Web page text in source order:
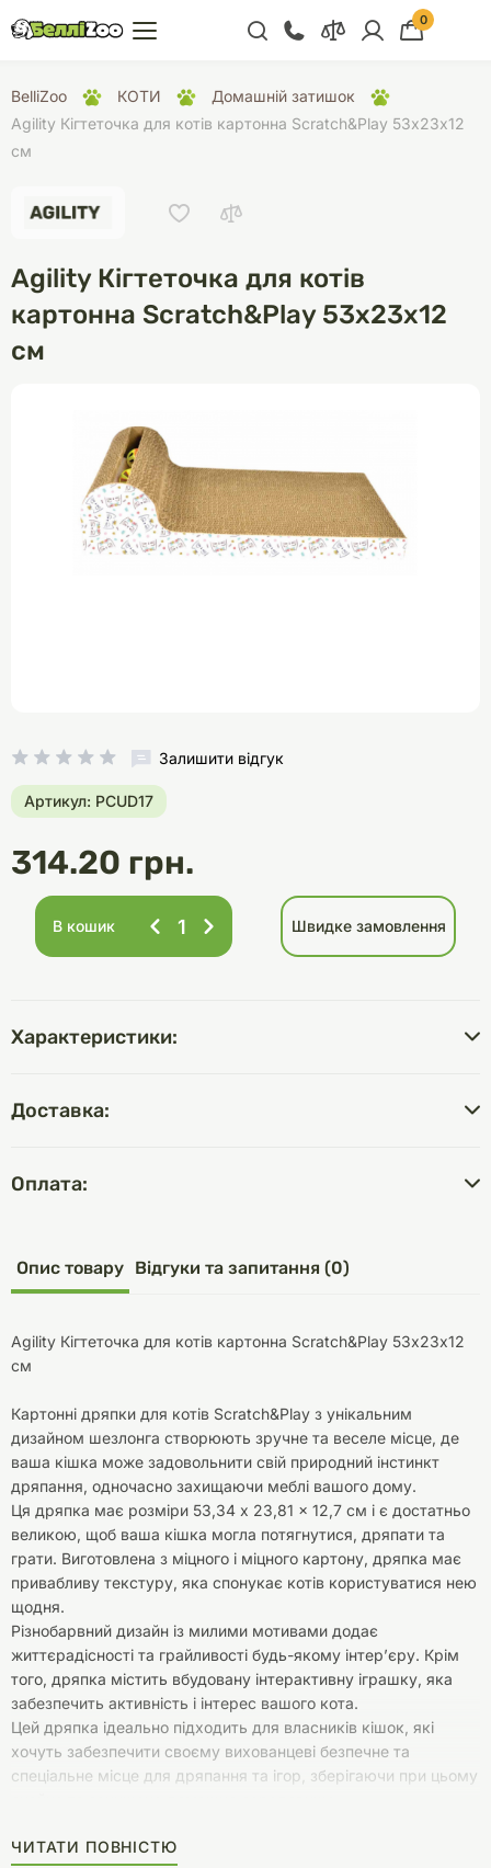
+38 (068) 300 91 91
Відділ продажу
+38 (068) 479 28
76
0
BelliZoo КОТИ
Домашній затишок
Agility Кігтеточка для котів картонна Scratch&Play 53х23х12
см
Agility Кігтеточка для котів
картонна Scratch&Play 53х23х12
см
Залишити відгук
Артикул: PCUD17
314.20 грн.
В кошик Швидке замовлення
Характеристики:
Доставка:
Оплата:
Опис товару Відгуки та запитання (0)
Agility Кігтеточка для котів картонна Scratch&Play 53х23х12
см
Картонні дряпки для котів Scratch&Play з унікальним
дизайном шезлонга створюють зручне та веселе місце, де
ваша кішка може задовольнити свій природний інстинкт
дряпання, одночасно захищаючи меблі вашого дому.
Ця дряпка має розміри 53,34 x 23,81 x 12,7 см і є достатньо
великою, щоб ваша кішка могла потягнутися, дряпати та
грати. Виготовлена з міцного і міцного картону, дряпка має
привабливу текстуру, яка спонукає котів користуватися нею
щодня.
Різнобарвний дизайн із милими мотивами додає
життєрадісності та грайливості будь-якому інтер’єру. Крім
того, дряпка містить вбудовану інтерактивну іграшку, яка
забезпечить активність і інтерес вашого кота.
Цей дряпка ідеально підходить для власників кішок, які
хочуть забезпечити своєму вихованцеві безпечне та
спеціальне місце для дряпання та ігор, зберігаючи при цьому
ЧИТАТИ ПОВНІСТЮ